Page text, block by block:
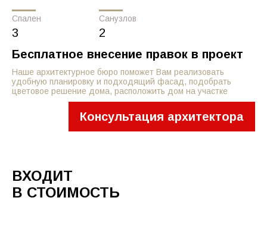
Спален
3
Санузлов
2
Бесплатное внесение правок в проект
Наше архитектурное бюро поможет Вам реализовать
удобную планировку и подходящий фасад, подобрать
цветовое решение дома, расположить дом на участке
Консультация архитектора
ВХОДИТ
В СТОИМОСТЬ